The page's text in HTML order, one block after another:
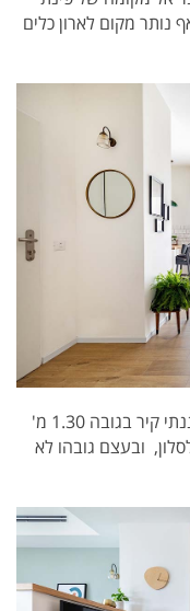
נותר מקום לארון כלים
על מנת לתת מענה למיקום הטלוויזיה תכננתי קיר בגובה 1.30 מ'
ובעצם גובהו לא